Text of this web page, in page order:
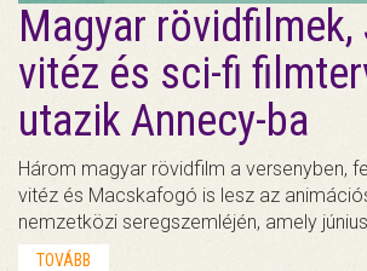
Magyar rövidfilmek,
vitéz és sci-fi
utazik Annecy-ba
Három magyar rövidfilm a versenyben,
vitéz és Macskafogó is lesz az
nemzetközi seregszemléjén, amely
TOVÁBB